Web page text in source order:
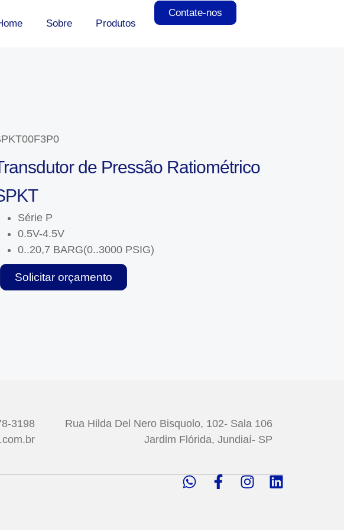
Sobre Produtos
Contate-nos
de Pressão Ratiométrico
Série P
0.5V-4.5V
0..20,7 BARG(0..3000 PSIG)
Solicitar orçamento
3198
Rua Hilda Del Nero Bisquolo, 102- Sala 106
Jardim Flórida, Jundiaí- SP